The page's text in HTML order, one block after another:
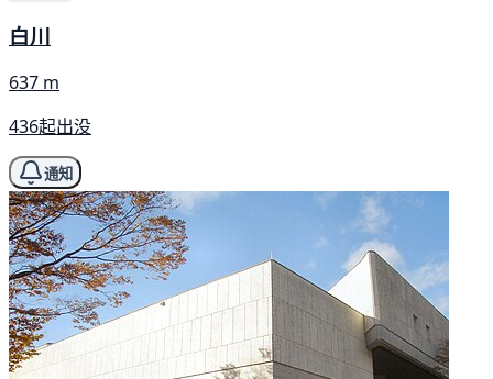
白川
637 m
436起出没
通知